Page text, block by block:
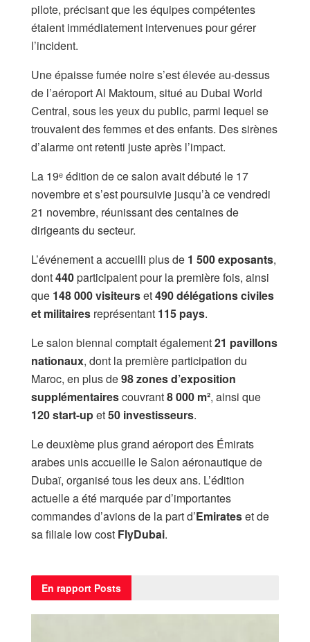
pilote, précisant que les équipes compétentes
étaient immédiatement intervenues pour gérer
l’incident.
Une épaisse fumée noire s’est élevée au-dessus
de l’aéroport Al Maktoum, situé au Dubai World
Central, sous les yeux du public, parmi lequel se
trouvaient des femmes et des enfants. Des sirènes
d’alarme ont retenti juste après l’impact.
La 19ᵉ édition de ce salon avait débuté le 17
novembre et s’est poursuivie jusqu’à ce vendredi
21 novembre, réunissant des centaines de
dirigeants du secteur.
L’événement a accueilli plus de 1 500 exposants,
dont440participaient pour la première fois, ainsi
que 148 000 visiteurset490 délégations civiles
et militaires représentant 115 pays.
Le salon biennal comptait également21 pavillons
nationaux, dont la première participation du
Maroc, en plus de98 zones d’exposition
supplémentairescouvrant8 000 m², ainsi que
120 start-upet50 investisseurs.
Le deuxième plus grand aéroport des Émirats
arabes unis accueille le Salon aéronautique de
Dubaï, organisé tous les deux ans. L’édition
actuelle a été marquée par d’importantes
commandes d’avions de la part d’Emirateset de
sa filiale low cost FlyDubai.
En rapport Posts